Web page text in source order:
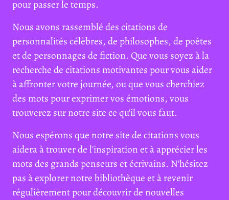
pour passer le temps.
Nous avons rassemblé des citations de
personnalités célèbres, de philosophes, de poètes
et de personnages de fiction. Que vous soyez à la
recherche de citations motivantes pour vous aider
à affronter votre journée, ou que vous cherchiez
des mots pour exprimer vos émotions, vous
trouverez sur notre site ce qu'il vous faut.
Nous espérons que notre site de citations vous
aidera à trouver de l'inspiration et à apprécier les
mots des grands penseurs et écrivains. N'hésitez
pas à explorer notre bibliothèque et à revenir
régulièrement pour découvrir de nouvelles